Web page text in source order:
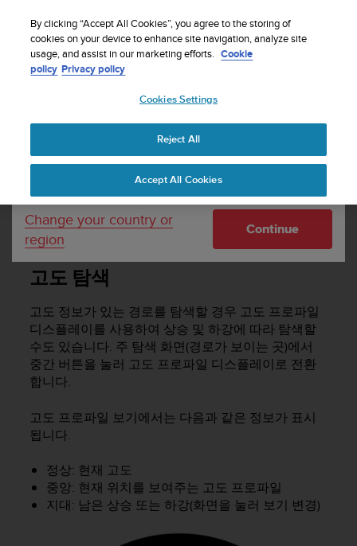
탐색
탐색
고도 탐색
고도 정보가 있는 경로를 탐색할 경우 고도 프로파일
디스플레이를 사용하여 상승 및 하강에 따라 탐색할
수도 있습니다. 주 탐색 화면(경로가 보이는 곳)에서
중간 버튼을 눌러 고도 프로파일 디스플레이로 전환
합니다.
고도 프로파일 보기에서는 다음과 같은 정보가 표시
됩니다.
정상: 현재 고도
중앙: 현재 위치를 보여주는 고도 프로파일
지대: 남은 상승 또는 하강(화면을 눌러 보기 변경)
Your country or region:
United States
Currency: $ (USD)
Shipping only to United States
Change your country or
region
Continue
By clicking “Accept All Cookies”, you agree to the storing of
cookies on your device to enhance site navigation, analyze site
usage, and assist in our marketing efforts. Cookie
policy Privacy policy
Cookies Settings
Reject All
Accept All Cookies